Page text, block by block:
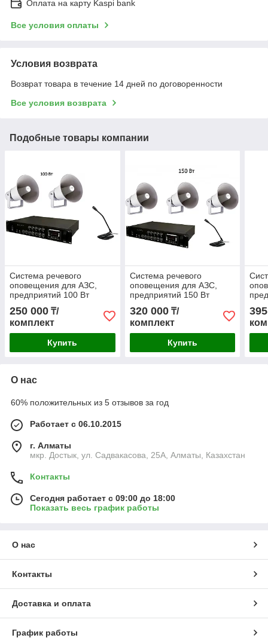
Оплата на карту Kaspi bank
Все условия оплаты
Условия возврата
Возврат товара в течение 14 дней по договоренности
Все условия возврата
Подобные товары компании
Система речевого
оповещения для АЗС,
предприятий 100 Вт
250 000 ₸/
комплект
Купить
Система речевого
оповещения для АЗС,
предприятий 150 Вт
320 000₸/
комплект
Купить
О нас
60% положительных из 5 отзывов за год
Работает с 06.10.2015
г. Алматы
мкр. Достык, ул. Садвакасова, 25А, Алматы, Казахстан
Контакты
Сегодня работает с 09:00 до 18:00
Показать весь график работы
О нас
Контакты
Доставка и оплата
График работы